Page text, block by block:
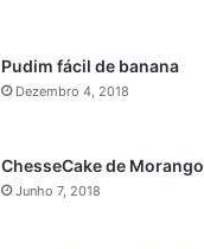
Pudim fácil de banana
Dezembro 4, 2018
ChesseCake de Morango
Junho 7, 2018